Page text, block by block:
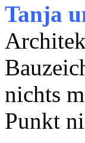
Tanja
nichts
Punkt